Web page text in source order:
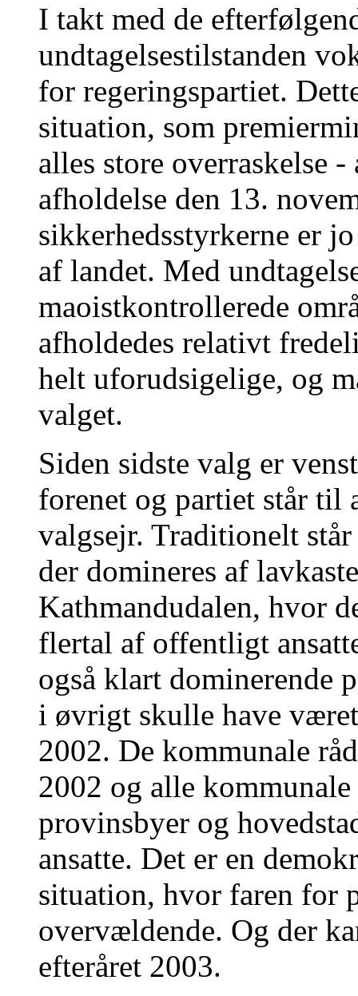
I takt med de
undtagelsestilstanden
for regeringspartiet.
situation, som
alles store overraskelse
afholdelse den 13.
sikkerhedsstyrkerne er
af landet. Med
maoistkontrollerede
afholdedes relativt
helt uforudsigelige, og
valget.
Siden sidste valg er
forenet og partiet står til
valgsejr. Traditionelt
der domineres af
Kathmandudalen, hvor
flertal af offentligt
også klart dominerende
i øvrigt skulle have
2002. De kommunale
2002 og alle
provinsbyer og
ansatte. Det er en
situation, hvor faren for
overvældende. Og der
efteråret 2003.